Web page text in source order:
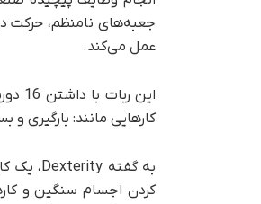
جعبه‌های نامنظم، حرکت
عمل می‌کند.
کارهایی مانند: بارگیری و بسته‌بندی است و
کردن اجسام سنگین و